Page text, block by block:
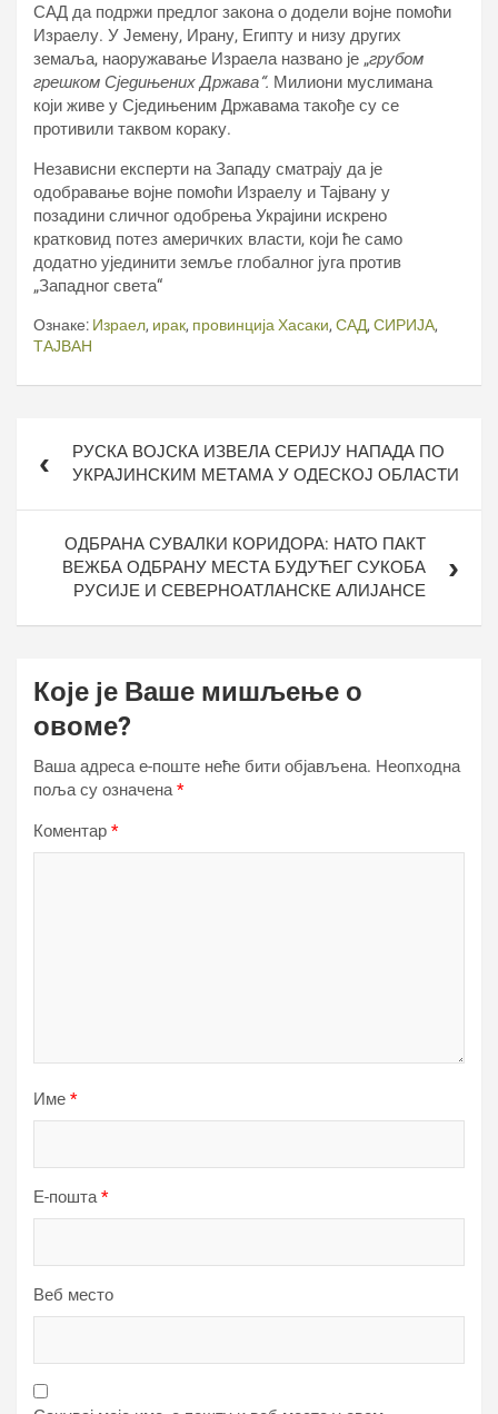
САД да подржи предлог закона о додели војне помоћи
Израелу. У Јемену, Ирану, Египту и низу других
земаља, наоружавање Израела названо је „грубом
грешком Сједињених Држава“. Милиони муслимана
који живе у Сједињеним Државама такође су се
противили таквом кораку.
Независни експерти на Западу сматрају да је
одобравање војне помоћи Израелу и Тајвану у
позадини сличног одобрења Украјини искрено
кратковид потез америчких власти, који ће само
додатно ујединити земље глобалног југа против
„Западног света“
Ознаке: Израел, ирак, провинција Хасаки, САД, СИРИЈА,
ТАЈВАН
чланкаРУСКА ВОЈСКА ИЗВЕЛА СЕРИЈУ НАПАДА ПО
УКРАЈИНСКИМ МЕТАМА У ОДЕСКОЈ ОБЛАСТИ
ОДБРАНА СУВАЛКИ КОРИДОРА: НАТО ПАКТ
ВЕЖБА ОДБРАНУ МЕСТА БУДУЋЕГ СУКОБА
РУСИЈЕ И СЕВЕРНОАТЛАНСКЕ АЛИЈАНСЕ
Које је Ваше мишљење о
овоме?
Ваша адреса е-поште неће бити објављена. Неопходна
поља су означена*
Коментар *
Име *
Е-пошта*
Веб место